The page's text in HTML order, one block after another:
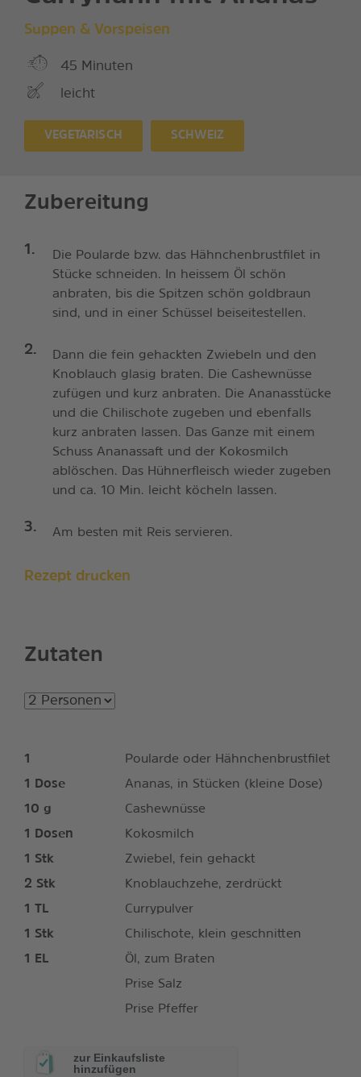
Suppen & Vorspeisen
45 Minuten
leicht
VEGETARISCH SCHWEIZ
Zubereitung
Die Poularde bzw. das Hähnchenbrustfilet in
Stücke schneiden. In heissem Öl schön
anbraten, bis die Spitzen schön goldbraun
sind, und in einer Schüssel beiseitestellen.
Dann die fein gehackten Zwiebeln und den
Knoblauch glasig braten. Die Cashewnüsse
zufügen und kurz anbraten. Die Ananasstücke
und die Chilischote zugeben und ebenfalls
kurz anbraten lassen. Das Ganze mit einem
Schuss Ananassaft und der Kokosmilch
ablöschen. Das Hühnerfleisch wieder zugeben
und ca. 10 Min. leicht köcheln lassen.
Am besten mit Reis servieren.
Rezept drucken
Zutaten
1
Poularde oder Hähnchenbrustfilet
1 Dose
Ananas, in Stücken (kleine Dose)
10 g
Cashewnüsse
1 Dosen
Kokosmilch
1 Stk
Zwiebel, fein gehackt
2 Stk
Knoblauchzehe, zerdrückt
1 TL
Currypulver
1 Stk
Chilischote, klein geschnitten
1 EL
Öl, zum Braten
Prise Salz
Prise Pfeffer
zur Einkaufsliste
hinzufügen